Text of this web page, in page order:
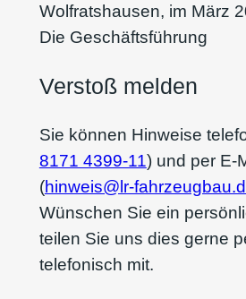
Wolfratshausen, im März
Die Geschäftsführung
Verstoß melden
Sie können Hinweise
8171 4399-11) und per E-
(hinweis@lr-
Wünschen Sie ein
teilen Sie uns dies gerne
telefonisch mit.